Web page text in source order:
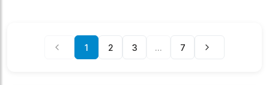
1 2 3 ... 7